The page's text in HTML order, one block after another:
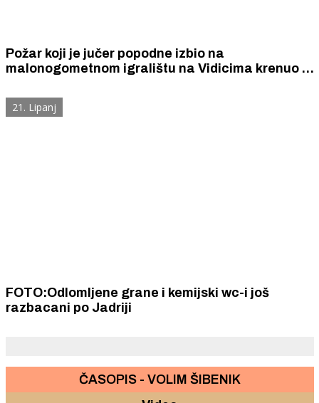
Požar koji je jučer popodne izbio na
malonogometnom igralištu na Vidicima krenuo je
21. Lipanj
FOTO:Odlomljene grane i kemijski wc-i još
razbacani po Jadriji
ČASOPIS - VOLIM ŠIBENIK